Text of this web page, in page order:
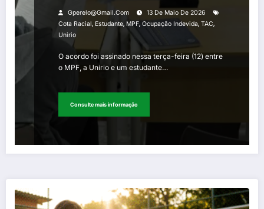
Gperelo@gmail.com
13 De Maio De 2026
Cota Racial, Estudante, MPF, Ocupação Indevida, TAC,
Unirio
O acordo foi assinado nessa terça-feira (12) entre
o MPF, a Unirio e um estudante…
Consulte mais informação